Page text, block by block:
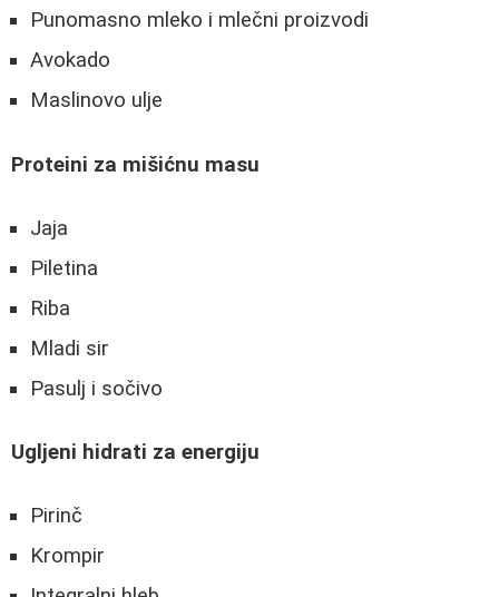
Punomasno mleko i mlečni proizvodi
Avokado
Maslinovo ulje
Proteini za mišićnu masu
Jaja
Piletina
Riba
Mladi sir
Pasulj i sočivo
Ugljeni hidrati za energiju
Pirinč
Krompir